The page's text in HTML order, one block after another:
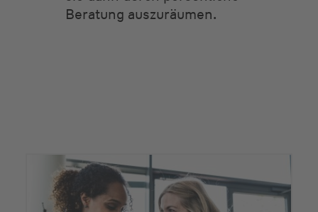
Beratung auszuräumen.